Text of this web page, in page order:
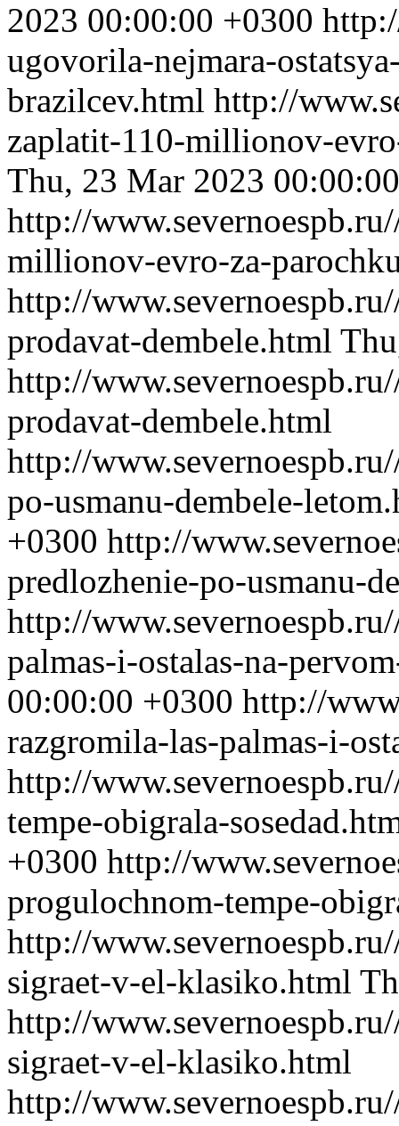
2023 00:00:00 +0300
ugovorila-nejmara-
brazilcev.html http://
zaplatit-110-millionov-
Thu, 23 Mar 2023
http://
millionov-evro-za-
http://
prodavat-dembele.html
http://
prodavat-dembele.html
http://
po-usmanu-dembele-
+0300 http://
predlozhenie-po-usmanu-
http://
palmas-i-ostalas-na-
00:00:00 +0300 http://
razgromila-las-palmas-i-
http://
tempe-obigrala-
+0300 http://
progulochnom-tempe-
http://
sigraet-v-el-klasiko.html
http://
sigraet-v-el-klasiko.html
http://